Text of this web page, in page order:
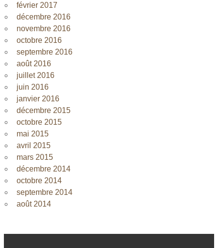
février 2017
décembre 2016
novembre 2016
octobre 2016
septembre 2016
août 2016
juillet 2016
juin 2016
janvier 2016
décembre 2015
octobre 2015
mai 2015
avril 2015
mars 2015
décembre 2014
octobre 2014
septembre 2014
août 2014